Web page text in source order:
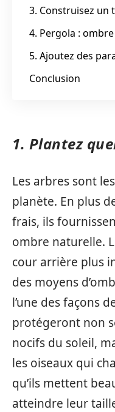
3. Construisez un
4. Pergola :
5. Ajoutez des
Conclusion
1. Plantez
Les arbres sont
planète. En plus
frais, ils
ombre naturelle.
cour arrière plus
des moyens
l’une des façons
protégeront non
nocifs du soleil,
les oiseaux qui
qu’ils mettent
atteindre leur